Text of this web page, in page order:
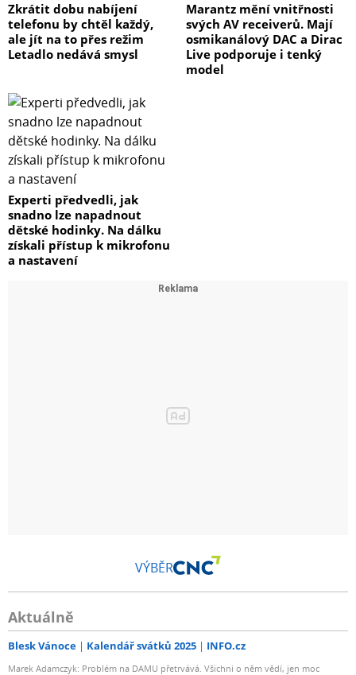
Zkrátit dobu nabíjení
telefonu by chtěl každý,
ale jít na to přes režim
Letadlo nedává smysl
Marantz mění vnitřnosti
svých AV receiverů. Mají
osmikanálový DAC a Dirac
Live podporuje i tenký
model
Experti předvedli, jak
snadno lze napadnout
dětské hodinky. Na dálku
získali přístup k mikrofonu
a nastavení
VÝBĚR
Aktuálně
Blesk Vánoce Kalendář svátků 2025 INFO.cz
Marek Adamczyk: Problém na DAMU přetrvává. Všichni o něm vědí, jen moc